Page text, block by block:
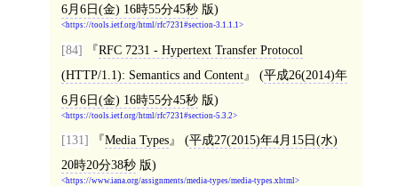
6月6日(金) 16時55分45秒版)
https://tools.ietf.org/html/rfc7231#section-3.1.1.1
[84]
RFC 7231 - Hypertext Transfer Protocol
(HTTP/1.1): Semantics and Content
(平成26(2014)年
6月6日(金) 16時55分45秒版)
https://tools.ietf.org/html/rfc7231#section-5.3.2
[131] Media Types (平成27(2015)年4月15日(水)
20時20分38秒版)
https://www.iana.org/assignments/media-types/media-types.xhtml